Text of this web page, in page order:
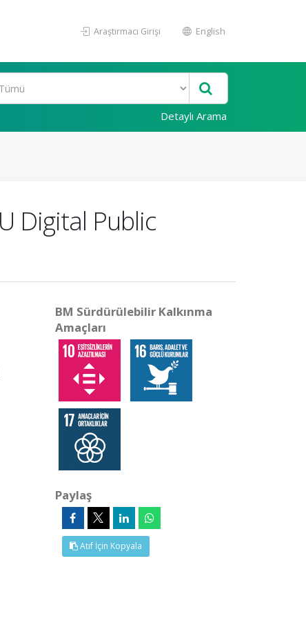
Araştırmacı Girişi English
Detaylı Arama
Digital Public
BM Sürdürülebilir Kalkınma
Amaçları
Paylaş
Atıf İçin Kopyala